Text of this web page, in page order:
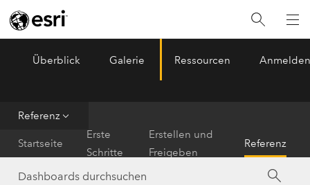
ArcGIS Dashboards
Überblick Galerie Ressourcen
Referenz
Startseite
Erste
Schritte
Erstellen und
Freigeben
Referenz